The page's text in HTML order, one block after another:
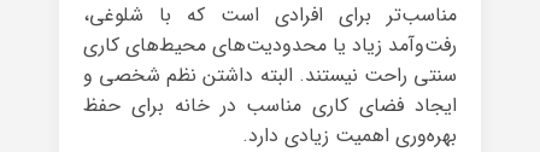
مناسب‌تر برای افرادی است که با شلوغی،
رفت‌وآمد زیاد یا محدودیت‌های محیط‌های کاری
سنتی راحت نیستند. البته داشتن نظم شخصی و
ایجاد فضای کاری مناسب در خانه برای حفظ
بهره‌وری اهمیت زیادی دارد.